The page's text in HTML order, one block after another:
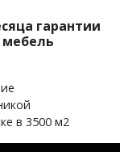
гарантии
мебель
в 3500 м2